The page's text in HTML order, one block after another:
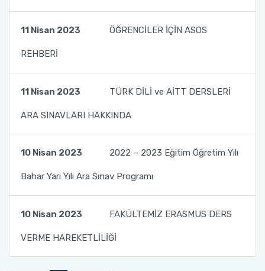
11 Nisan 2023 ÖĞRENCİLER İÇİN ASOS
REHBERİ
11 Nisan 2023 TÜRK DİLİ ve AİTT DERSLERİ
ARA SINAVLARI HAKKINDA
10 Nisan 2023 2022 – 2023 Eğitim Öğretim Yılı
Bahar Yarı Yılı Ara Sınav Programı
10 Nisan 2023 FAKÜLTEMİZ ERASMUS DERS
VERME HAREKETLİLİĞİ
Danışma Kurulu
YÖKAK Akreditasyon ve Kalite Koordinasyon
Birim İç Değerlendirme Raporu
Organizasyon Şeması